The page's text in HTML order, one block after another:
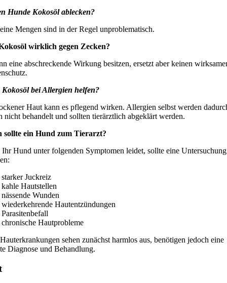
Hunde Kokosöl ablecken?
Mengen sind in der Regel unproblematisch.
wirklich gegen Zecken?
eine abschreckende Wirkung besitzen, ersetzt aber keinen
bei Allergien helfen?
Haut kann es pflegend wirken. Allergien selbst werden
nicht behandelt und sollten tierärztlich abgeklärt werden.
sollte ein Hund zum Tierarzt?
Ihr Hund unter folgenden Symptomen leidet, sollte eine Untersuchung
starker Juckreiz
kahle Hautstellen
nässende Wunden
wiederkehrende Hautentzündungen
Parasitenbefall
chronische Hautprobleme
sehen zunächst harmlos aus, benötigen jedoch eine
Diagnose und Behandlung.